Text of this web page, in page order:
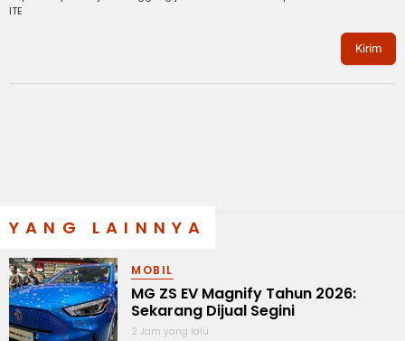
ITE
Kirim
YANG LAINNYA
MOBIL
MG ZS EV Magnify Tahun 2026:
Sekarang Dijual Segini
2 Jam yang lalu